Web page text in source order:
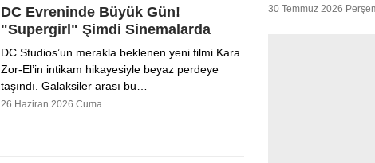
DC Evreninde Büyük Gün!
"Supergirl" Şimdi Sinemalarda
DC Studios’un merakla beklenen yeni filmi Kara
Zor-El’in intikam hikayesiyle beyaz perdeye
taşındı. Galaksiler arası bu…
26 Haziran 2026 Cuma
30 Temmuz 2026